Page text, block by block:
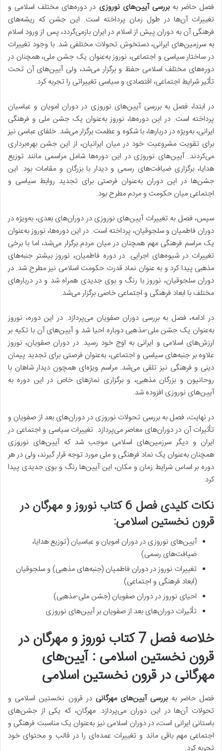
فصل حاضر بهبررسی آیین‌های نوروزی در دوره‌های مختلف اسلامی و
تغییرات آن‌ها در طول زمان پرداخته است. این جشن که ریشه‌های
فرهنگی آن به دوران پیش از اسلام در ایران بازمی‌گردد، پس از ورود اسلام
به سرزمین‌های ایرانی، دستخوش تحولات مختلفی شد. با وجود تغییرات
در ساختار سیاسی و اجتماعی، نوروز به‌عنوان یک جشن ملی، همچنان در
دوره‌های مختلف اسلامی حفظ و برگزار می‌شد، ولی آیین‌های آن تحت
تأثیر شرایط اجتماعی، اقتصادی و سیاسی تغییراتی را تجربه کرد.
در ابتدا، فصل به بررسیآیین‌های نوروزی در دوران امویان و عباسیان
پرداخته است. در این دوره‌ها، نوروز به‌عنوان یک جشن ملی و فرهنگی
ایرانی، به‌ویژه در دربارها، با شکوه و عظمت برگزار می‌شد. خلفای عباسی نیز
برای تقویت مشروعیت خود در میان ایرانیان، از این جشن بهره‌برداری
می‌کردند. آیین‌های نوروزی در این دوره‌ها شامل مراسمی مانند توزیع
هدایا، برگزاری ضیافت‌های رسمی و دیدار با بزرگان و مقامات بود. این
جشن‌ها در این دوران به‌عنوان فرصتی برای تجدید روابط سیاسی و
اجتماعی میان حکومت و مردم مطرح بود.
سپس، فصل به تغییرات آیین‌های نوروزی در دوران‌های بعدی، به‌ویژه در
دوران فاطمیان و سلجوقیان، پرداخته است. در این دوره‌ها، نوروز به‌عنوان
یک مراسم فرهنگی مهم همچنان در میان مردم برگزار می‌شد، اما با برخی
تغییرات در شیوه‌های اجرایی. در دوره فاطمیان، نوروز بیشتر جنبه‌های
مذهبی پیدا کرد و به عنوان نماد قدرت حکومت اسلامی نیز مطرح شد. در
دوران سلجوقیان، نوروز با رنگ و بوی جدیدی همراه شد و در دربارهای
مختلف با ابعاد فرهنگی و اجتماعی خاصی برگزار می‌شد.
در ادامه، فصل به بررسی دوران صفویان می‌پردازد. در این دوره، نوروز
به‌عنوان یک جشن ملی-مذهبی دوباره احیا شد و آیین‌های آن با تکیه بر
ارزش‌های اسلامی و ایرانی به اوج خود رسید. در دوران صفویان، نوروز
علاوه بر جنبه‌های سیاسی و اجتماعی، به‌عنوان فرصتی برای تجدید پیمان
دینی و فرهنگی نیز تلقی می‌شد. مراسم ویژه‌ای همچون دیدار شاهان با
روحانیون و بزرگان مذهبی، و برگزاری نمازهای خاص در این دوره به
آیین‌های نوروزی افزوده شد.
در نهایت، فصل به بررسی تحولات نوروزی در دوران‌های بعد از صفویان و
تأثیرات آن در دوران‌های معاصر می‌پردازد. تغییرات سیاسی و اجتماعی در
ایران و دیگر سرزمین‌های اسلامی موجب شد که آیین‌های نوروزی
همچنان به‌عنوان یک نماد فرهنگی و ملی مورد توجه قرار گیرند، ولی در هر
دوره بر اساس شرایط زمان و مکان، این آیین‌ها رنگ و بوی جدیدی پیدا
کرد.
نکات کلیدی فصل 6 کتاب نوروز و مهرگان در
قرون نخستین اسلامی:
آیین‌های نوروزی در دوران امویان و عباسیان (توزیع هدایا،
ضیافت‌های رسمی)
تغییرات نوروز در دوران فاطمیان (جنبه‌های مذهبی) و سلجوقیان
(ابعاد فرهنگی و اجتماعی)
احیای نوروز در دوران صفویان (جشن ملی-مذهبی)
تأثیرات دوران‌های بعد از صفویان بر آیین‌های نوروزی
خلاصه فصل 7 کتاب نوروز و مهرگان در
قرون نخستین اسلامی : آیین‌های
مهرگانی در قرون نخستین اسلامی
فصل حاضر به بررسی آیین‌های مهرگانی در قرون نخستین اسلامی و
تحولات آن‌ها در این دوران می‌پردازد. مهرگان، که یکی از جشن‌های
باستانی ایرانی است، در دوران اسلامی نیز به‌عنوان یک مناسبت فرهنگی و
اجتماعی مهم باقی ماند و تغییرات عمده‌ای را در قالب و محتوای خود
تجربه کرد.